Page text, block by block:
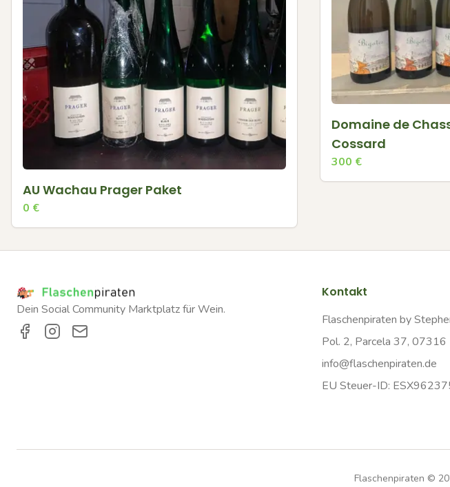
AU Wachau Prager Paket
0 €
Domaine de
Cossard
300 €
Dein Social Community Marktplatz für Wein.
Kontakt
Flaschenpiraten by
Pol. 2, Parcela 37, 07316
info@flaschenpiraten.de
EU Steuer-ID:
Flaschenpiraten ©